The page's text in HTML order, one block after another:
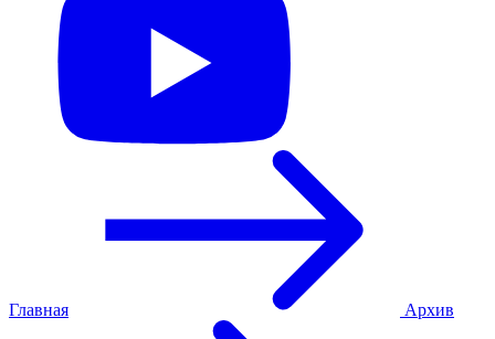
Главная Архив